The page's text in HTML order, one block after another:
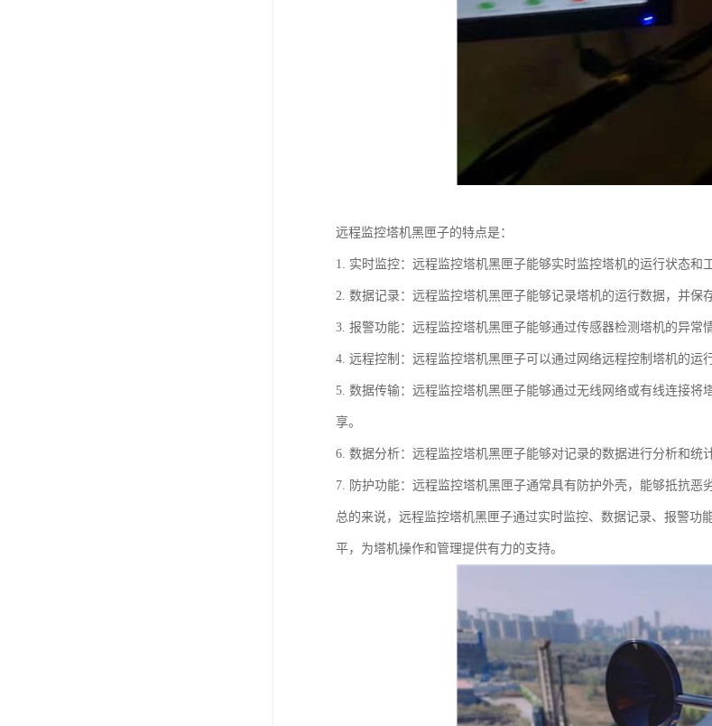
远程监控塔机黑匣子的特点是：
1. 实时监控：远程监控塔机黑匣子能够实时监控塔机的运行状态和
2. 数据记录：远程监控塔机黑匣子能够记录塔机的运行数据，并保
3. 报警功能：远程监控塔机黑匣子能够通过传感器检测塔机的异常
4. 远程控制：远程监控塔机黑匣子可以通过网络远程控制塔机的运
5. 数据传输：远程监控塔机黑匣子能够通过无线网络或有线连接
享。
6. 数据分析：远程监控塔机黑匣子能够对记录的数据进行分析和统
7. 防护功能：远程监控塔机黑匣子通常具有防护外壳，能够抵抗恶
总的来说，远程监控塔机黑匣子通过实时监控、数据记录、报警
平，为塔机操作和管理提供有力的支持。